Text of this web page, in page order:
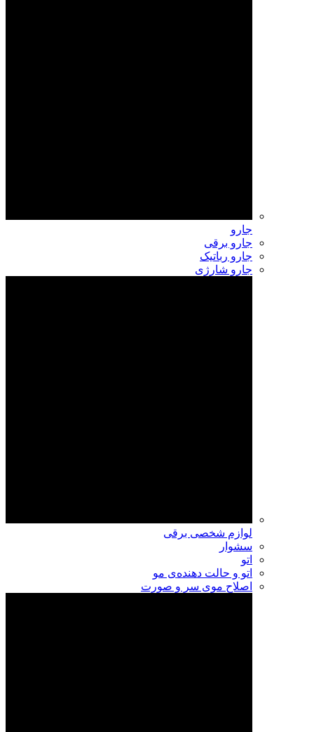
جارو
جارو برقی
جارو رباتیک
جارو شارژی
لوازم شخصی برقی
سشوار
اتو
اتو و حالت دهنده‌ی مو
اصلاح موی سر و صورت